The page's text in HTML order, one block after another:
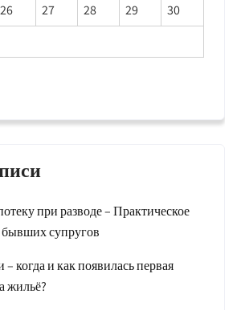
26 27 28 29
30
при разводе – Практическое
бывших супругов
когда и как появилась первая
жильё?